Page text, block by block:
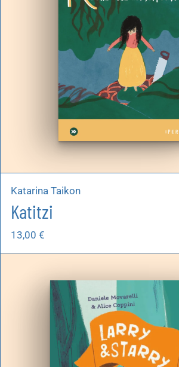
Katarina Taikon
Katitzi
13,00 €